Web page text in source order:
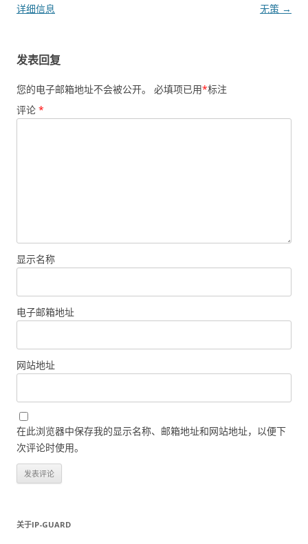
详细信息 无策 →
发表回复
您的电子邮箱地址不会被公开。 必填项已用*标注
评论 *
显示名称
电子邮箱地址
网站地址
在此浏览器中保存我的显示名称、邮箱地址和网站地址，以便下
次评论时使用。
关于IP-GUARD